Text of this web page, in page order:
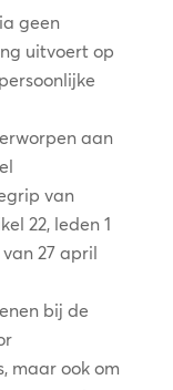
geen
uitvoert op
aan
van
22, leden 1
van 27 april
bij de
maar ook om